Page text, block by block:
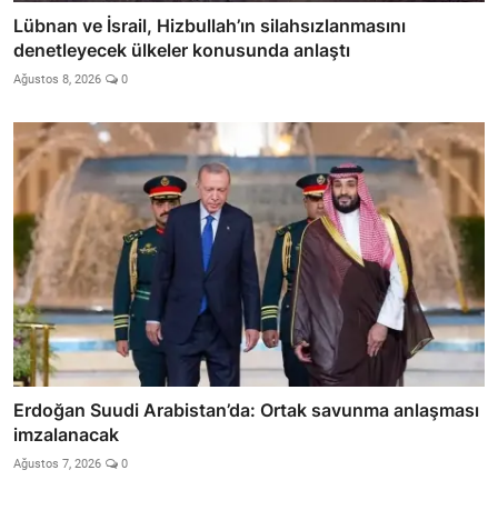
Lübnan ve İsrail, Hizbullah’ın silahsızlanmasını
denetleyecek ülkeler konusunda anlaştı
Ağustos 8, 2026 0
Erdoğan Suudi Arabistan’da: Ortak savunma anlaşması
imzalanacak
Ağustos 7, 2026 0